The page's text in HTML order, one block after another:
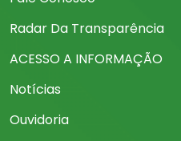
Radar Da Transparência
ACESSO A INFORMAÇÃO
Notícias
Ouvidoria